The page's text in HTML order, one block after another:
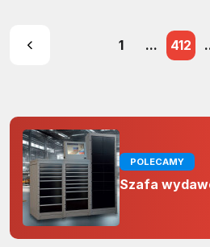
1 ... 412
POLECAMY
Szafa